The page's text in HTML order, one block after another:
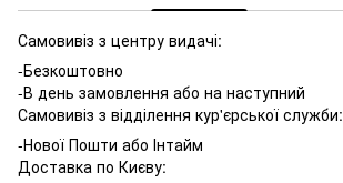
Самовивіз з центру видачі:
-Безкоштовно
-В день замовлення або на наступний
Самовивіз з відділення кур'єрської служби:
-Нової Пошти або Інтайм
Доставка по Києву: